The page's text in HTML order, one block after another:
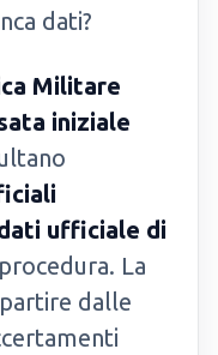
dati?
Militare
iniziale
ufficiale di
La
dalle